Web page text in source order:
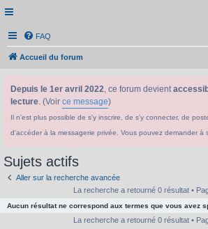
FAQ
Accueil du forum
Depuis le 1er avril 2022, ce forum devient
lecture. (Voir ce message)
Il n'est plus possible de s'y inscrire, de s'y connecter, de
d'accéder à la messagerie privée. Vous pouvez demander à
Sujets actifs
Aller sur la recherche avancée
La recherche a retourné 0 résultat •
Aucun résultat ne correspond aux termes que vous avez
La recherche a retourné 0 résultat •